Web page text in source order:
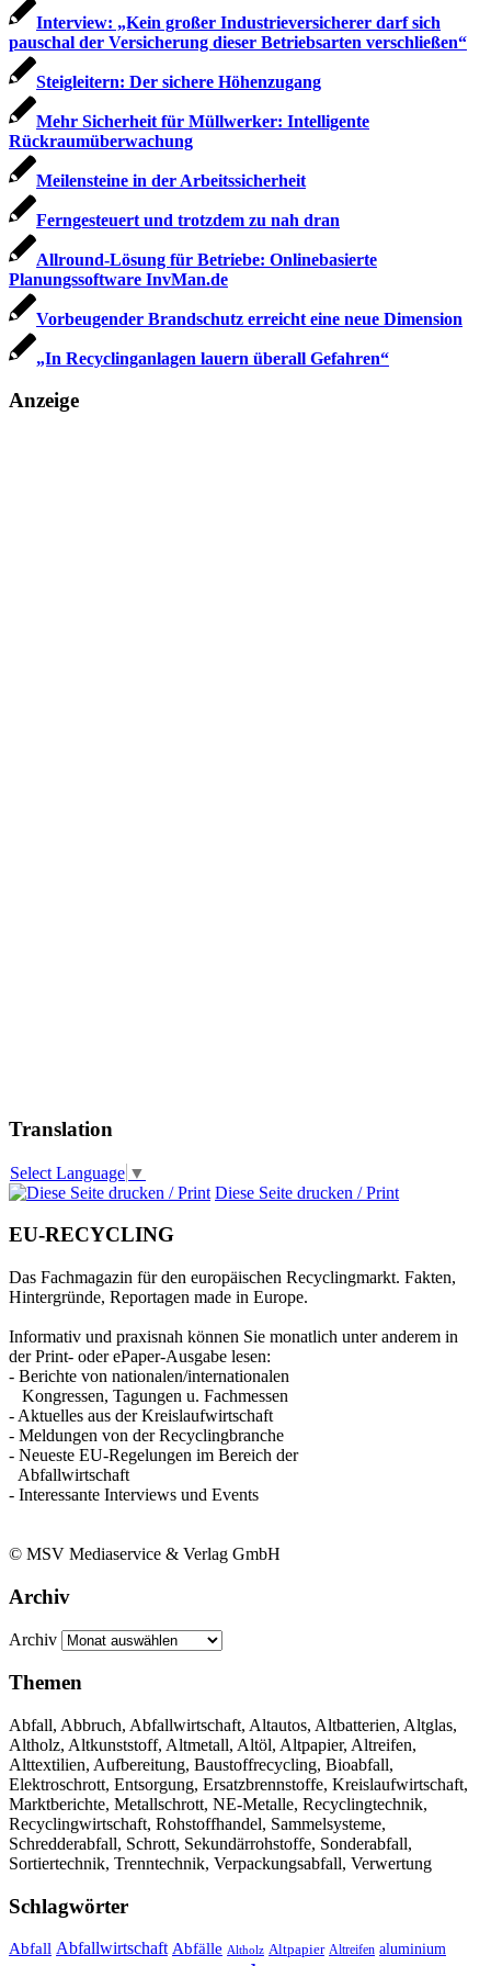
Interview: „Kein großer Industrieversicherer darf sich
pauschal der Versicherung dieser Betriebsarten verschließen“
Steigleitern: Der sichere Höhenzugang
Mehr Sicherheit für Müllwerker: Intelligente
Rückraumüberwachung
Meilensteine in der Arbeitssicherheit
Ferngesteuert und trotzdem zu nah dran
Allround-Lösung für Betriebe: Onlinebasierte
Planungssoftware InvMan.de
Vorbeugender Brandschutz erreicht eine neue Dimension
„In Recyclingan­lagen lauern überall Gefahren“
Anzeige
Translation
Select Language ▼
Diese Seite drucken / Print
EU-RECYCLING
Das Fachmagazin für den europäischen Recyclingmarkt. Fakten,
Hintergründe, Reportagen made in Europe.
Informativ und praxisnah können Sie monatlich unter anderem in
der Print- oder ePaper-Ausgabe lesen:
- Berichte von nationalen/internationalen
Kongressen, Tagungen u. Fachmessen
- Aktuelles aus der Kreislaufwirtschaft
- Meldungen von der Recyclingbranche
- Neueste EU-Regelungen im Bereich der
Abfallwirtschaft
- Interessante Interviews und Events
© MSV Mediaservice & Verlag GmbH
Archiv
Archiv
Themen
Abfall, Abbruch, Abfallwirtschaft, Altautos, Altbatterien, Altglas,
Altholz, Altkunststoff, Altmetall, Altöl, Altpapier, Altreifen,
Alttextilien, Aufbereitung, Baustoffrecycling, Bioabfall,
Elektroschrott, Entsorgung, Ersatzbrennstoffe, Kreislaufwirtschaft,
Marktberichte, Metallschrott, NE-Metalle, Recyclingtechnik,
Recyclingwirtschaft, Rohstoffhandel, Sammelsysteme,
Schredderabfall, Schrott, Sekundärrohstoffe, Sonderabfall,
Sortiertechnik, Trenntechnik, Verpackungsabfall, Verwertung
Schlagwörter
Abfall Abfallwirtschaft Abfälle Altholz Altpapier Altreifen aluminium